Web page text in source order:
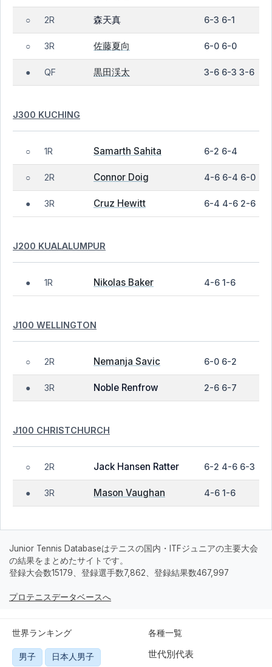
○ 2R 森天真 6-3 6-1
○ 3R 佐藤夏向 6-0 6-0
● QF 黒田渓太 3-6 6-3 3-6
J300 KUCHING
○ 1R Samarth Sahita 6-2 6-4
○ 2R Connor Doig 4-6 6-4 6-0
● 3R Cruz Hewitt 6-4 4-6 2-6
J200 KUALALUMPUR
● 1R Nikolas Baker 4-6 1-6
J100 WELLINGTON
○ 2R Nemanja Savic 6-0 6-2
● 3R Noble Renfrow 2-6 6-7
J100 CHRISTCHURCH
○ 2R Jack Hansen Ratter 6-2 4-6 6-3
● 3R Mason Vaughan 4-6 1-6
Junior Tennis Databaseはテニスの国内・ITFジュニアの主要大会
の結果をまとめたサイトです。
登録大会数15179、登録選手数7,862、登録結果数467,997
プロテニスデータベースへ
世界ランキング
男子 日本人男子
各種一覧
世代別代表